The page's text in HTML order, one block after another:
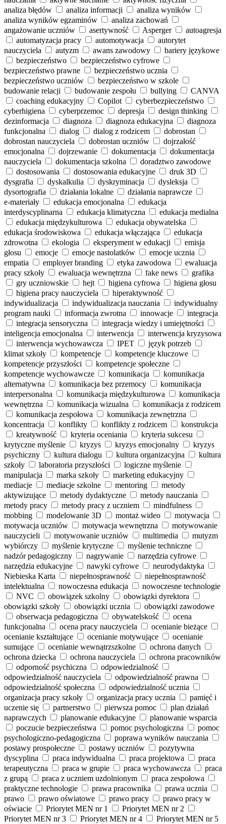
analiza błędów
analiza informacji
analiza wyników
analiza wyników egzaminów
analiza zachowań
angażowanie uczniów
asertywność Asperger
autoagresja
automatyzacja pracy
automotywacja
autorytet
nauczyciela
autyzm awans zawodowy
bariery językowe
bezpieczeństwo
bezpieczeństwo cyfrowe
bezpieczeństwo prawne
bezpieczeństwo ucznia
bezpieczeństwo uczniów
bezpieczeństwo w szkole
budowanie relacji
budowanie zespołu bullying
CANVA
coaching edukacyjny
Copilot
cyberbezpieczeństwo
cyberhigiena
cyberprzemoc depresja
design thinking
dezinformacja
diagnoza diagnoza edukacyjna
diagnoza
funkcjonalna
dialog dialog z rodzicem
dobrostan
dobrostan nauczyciela
dobrostan uczniów
dojrzałość
emocjonalna
dojrzewanie dokumentacja
dokumentacja
nauczyciela
dokumentacja szkolna
doradztwo zawodowe
dostosowania
dostosowania edukacyjne
druk 3D
dysgrafia
dyskalkulia dyskryminacja
dysleksja
dysortografia
działania lokalne
działania naprawcze
e‑materiały
edukacja emocjonalna
edukacja
interdyscyplinarna
edukacja klimatyczna
edukacja medialna
edukacja międzykulturowa
edukacja obywatelska
edukacja środowiskowa
edukacja włączająca
edukacja
zdrowotna
ekologia eksperyment w edukacji
emisja
głosu
emocje emocje nastolatków
emocje ucznia
empatia
employer branding etyka zawodowa
ewaluacja
pracy szkoły
ewaluacja wewnętrzna fake news
grafika
gry uczniowskie
hejt higiena cyfrowa
higiena głosu
higiena pracy nauczyciela
hiperaktywność
indywidualizacja
indywidualizacja nauczania
indywidualny
program nauki
informacja zwrotna innowacje
integracja
integracja sensoryczna
integracja wiedzy i umiejętności
inteligencja emocjonalna
interwencja
interwencja kryzysowa
interwencja wychowawcza
IPET
język potrzeb
klimat szkoły
kompetencje
kompetencje kluczowe
kompetencje przyszłości
kompetencje społeczne
kompetencje wychowawcze
komunikacja
komunikacja
alternatywna
komunikacja bez przemocy
komunikacja
interpersonalna
komunikacja międzykulturowa
komunikacja
wewnętrzna
komunikacja wizualna
komunikacja z rodzicem
komunikacja zespołowa
komunikacja zewnętrzna
koncentracja
konflikty konflikty z rodzicem
konstrukcja
kreatywność
kryteria oceniania
kryteria sukcesu
krytyczne myślenie
kryzys kryzys emocjonalny
kryzys
psychiczny
kultura dialogu kultura organizacyjna
kultura
szkoły
laboratoria przyszłości
logiczne myślenie
manipulacja
marka szkoły
marketing edukacyjny
mediacje
mediacje szkolne mentoring
metody
aktywizujące
metody dydaktyczne
metody nauczania
metody pracy
metody pracy z uczniem
mindfulness
mobbing
modelowanie 3D montaż wideo
motywacja
motywacja uczniów
motywacja wewnętrzna
motywowanie
nauczycieli
motywowanie uczniów multimedia
mutyzm
wybiórczy
myślenie krytyczne
myślenie techniczne
nadzór pedagogiczny
nagrywanie
narzędzia cyfrowe
narzędzia edukacyjne
nawyki cyfrowe
neurodydaktyka
Niebieska Karta
niepełnosprawność
niepełnosprawność
intelektualna
nowoczesna edukacja
nowoczesne technologie
NVC
obowiązek szkolny
obowiązki dyrektora
obowiązki szkoły
obowiązki ucznia
obowiązki zawodowe
obserwacja pedagogiczna
obywatelskość
ocena
funkcjonalna
ocena pracy nauczyciela
ocenianie bieżące
ocenianie kształtujące
ocenianie motywujące
ocenianie
sumujące
ocenianie wewnątrzszkolne
ochrona danych
ochrona dziecka
ochrona nauczyciela
ochrona pracowników
odporność psychiczna
odpowiedzialność
odpowiedzialność nauczyciela
odpowiedzialność prawna
odpowiedzialność społeczna
odpowiedzialność ucznia
organizacja pracy szkoły
organizacja pracy ucznia
pamięć i
uczenie się
partnerstwo pierwsza pomoc
plan działań
naprawczych
planowanie edukacyjne
planowanie wsparcia
poczucie bezpieczeństwa
pomoc psychologiczna
pomoc
psychologiczno-pedagogiczna
poprawa wyników nauczania
postawy prospołeczne
postawy uczniów
pozytywna
dyscyplina
praca indywidualna praca projektowa
praca
terapeutyczna
praca w grupie praca wychowawcza
praca
z grupą
praca z uczniem uzdolnionym
praca zespołowa
praktyczne technologie
prawa pracownika
prawa ucznia
prawo
prawo oświatowe prawo pracy
prawo pracy w
oświacie
Priorytet MEN nr 1
Priorytet MEN nr 2
Priorytet MEN nr 3
Priorytet MEN nr 4
Priorytet MEN nr 5